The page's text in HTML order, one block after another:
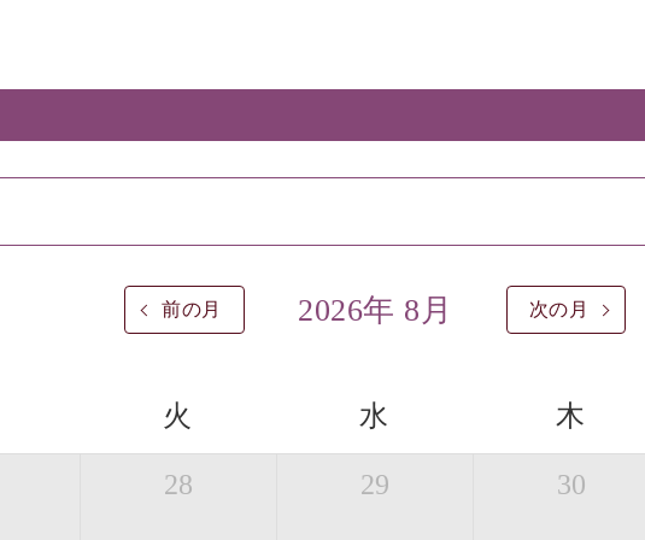
前の月 2026年 8月 次の月
火 水 木
28 29 30